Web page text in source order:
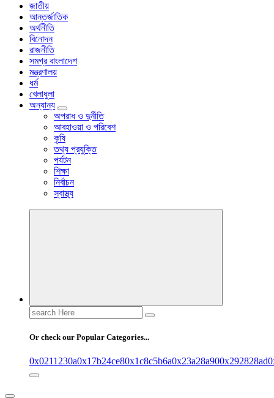
জাতীয়
আন্তর্জাতিক
অর্থনীতি
বিনোদন
রাজনীতি
সমগ্র বাংলাদেশ
মন্ত্রণালয়
ধর্ম
খেলাধুলা
অন্যান্য
অপরাধ ও দুর্নীতি
আবহাওয়া ও পরিবেশ
কৃষি
তথ্য প্রযুক্তি
পর্যটন
শিক্ষা
নির্বাচন
স্বাস্থ্য
Search
for:
Or check our Popular Categories...
0x0211230a0x17b24ce80x1c8c5b6a0x23a28a900x292828ad